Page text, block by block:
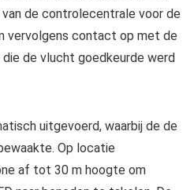
de controlecentrale voor de
vervolgens contact op met de
de vlucht goedkeurde werd
uitgevoerd, waarbij de de
Op locatie
af tot 30 m hoogte om